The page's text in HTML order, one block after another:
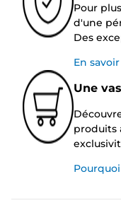
Pour
d'une
Des
En
Une
produits